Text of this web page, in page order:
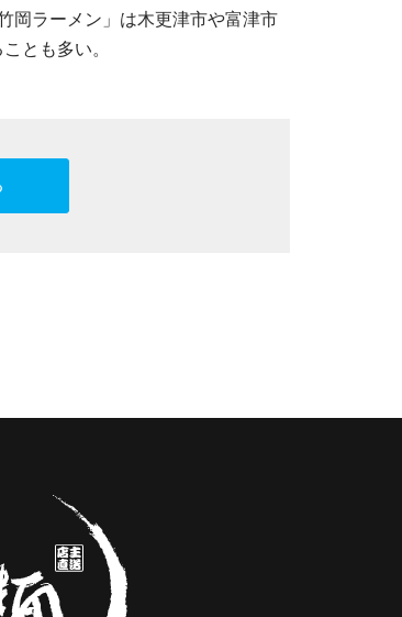
岡ラーメン」は木更津市や富津市
とも多い。